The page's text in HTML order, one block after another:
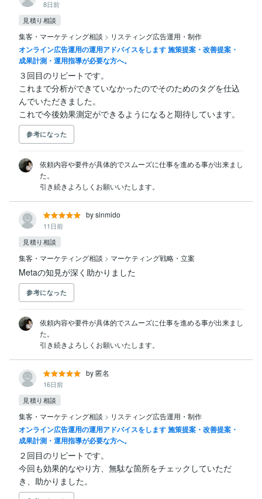
8日前
見積り相談
集客・マーケティング相談 > リスティング広告運用・制作
オンライン広告運用の運用アドバイスをします 施策提案・改善提案・
成果計測・運用指導が必要な方へ。
３回目のリピートです。
これまで分析ができていなかったのでそのためのタグを仕込
んでいただきました。
これで今後効果測定ができるようになると期待しています。
参考になった
依頼内容や要件が具体的でスムーズに仕事を進める事が出来まし
た。
引き続きよろしくお願いいたします。
by sinmido
11日前
見積り相談
集客・マーケティング相談 > マーケティング戦略・立案
Metaの知見が深く助かりました
参考になった
依頼内容や要件が具体的でスムーズに仕事を進める事が出来まし
た。
引き続きよろしくお願いいたします。
by 匿名
16日前
見積り相談
集客・マーケティング相談 > リスティング広告運用・制作
オンライン広告運用の運用アドバイスをします 施策提案・改善提案・
成果計測・運用指導が必要な方へ。
２回目のリピートです。
今回も効果的なやり方、無駄な箇所をチェックしていただ
き、助かりました。